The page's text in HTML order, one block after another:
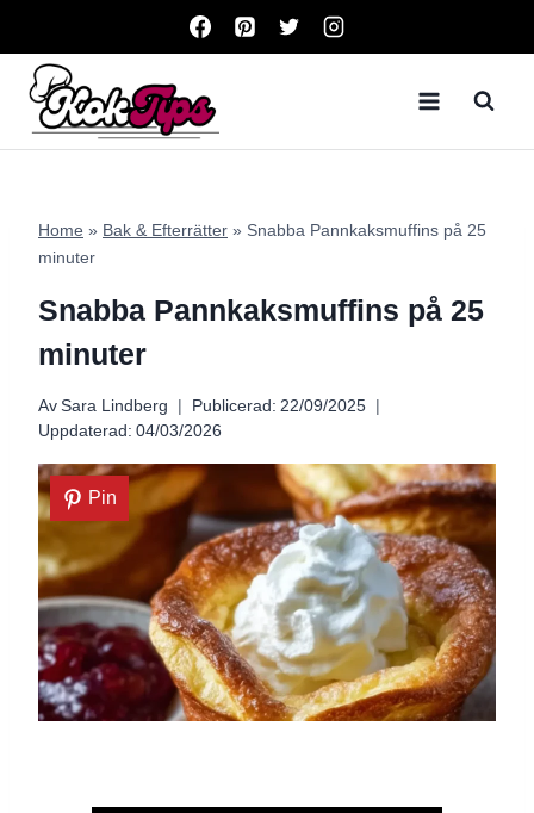
content
Home » Bak & Efterrätter » Snabba Pannkaksmuffins på 25
minuter
Snabba Pannkaksmuffins på 25
minuter
Av Sara Lindberg Publicerad: 22/09/2025
Uppdaterad: 04/03/2026
Pin